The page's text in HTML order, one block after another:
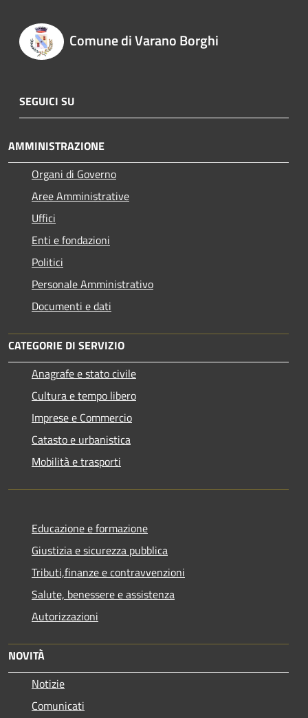
Comune di Varano Borghi
SEGUICI SU
AMMINISTRAZIONE
Organi di Governo
Aree Amministrative
Uffici
Enti e fondazioni
Politici
Personale Amministrativo
Documenti e dati
CATEGORIE DI SERVIZIO
Anagrafe e stato civile
Cultura e tempo libero
Imprese e Commercio
Catasto e urbanistica
Mobilità e trasporti
Educazione e formazione
Giustizia e sicurezza pubblica
Tributi,finanze e contravvenzioni
Salute, benessere e assistenza
Autorizzazioni
NOVITÀ
Notizie
Comunicati